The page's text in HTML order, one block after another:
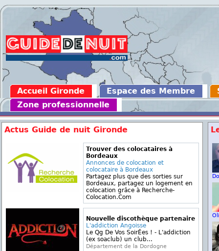
Accueil Gironde Espace des Membre
Zone professionnelle
Actus Guide de nuit Gironde
Trouver des colocataires à
Bordeaux
Annonces de colocation et
colocataire à Bordeaux
Partagez plus que des sorties sur
Bordeaux, partagez un logement en
colocation grâce à Recherche-
Colocation.Com
Nouvelle discothèque partenaire
L'addiction Angoisse
Le Qg De Vos SoirÉes ! - L'addiction
(ex soaclub) un club...
Département de la Dordogne